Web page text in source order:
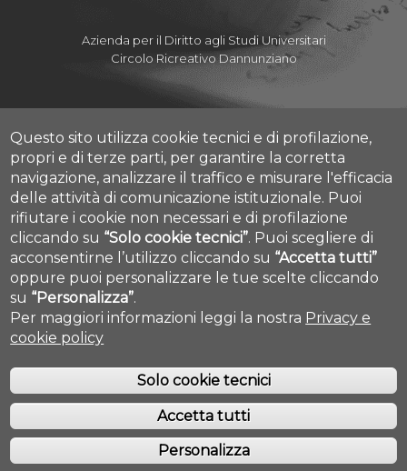
Azienda per il Diritto agli Studi Universitari
Circolo Ricreativo Dannunziano
Albo Pretorio Online
Amministrazione Trasparente
Mettiamoci la Faccia
Fatturazione elettronica
Contatti
Mappa Campus Chieti
Mappa Campus Pescara
Cookie settings
COPYRIGHT © 2019. ALL RIGHTS RESERVED - UNIVERSITÀ DEGLI STUDI
GABRIELE D'ANNUNZIO - CHIETI/PESCARA
Questo sito utilizza cookie tecnici e di profilazione,
propri e di terze parti, per garantire la corretta
navigazione, analizzare il traffico e misurare l'efficacia
delle attività di comunicazione istituzionale. Puoi
rifiutare i cookie non necessari e di profilazione
cliccando su “Solo cookie tecnici”. Puoi scegliere di
acconsentirne l’utilizzo cliccando su “Accetta tutti”
oppure puoi personalizzare le tue scelte cliccando
su “Personalizza”.
Per maggiori informazioni leggi la nostra Privacy e
cookie policy
Solo cookie tecnici
Accetta tutti
Personalizza